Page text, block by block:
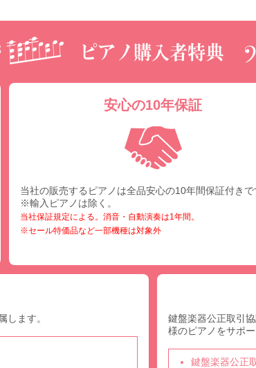
安心の10年保証
当社の販売するピアノは全品安心の10年間保証付きで
※輸入ピアノは除く。
当社保証規定による。消音・自動演奏は1年間。
※セール特価品など一部機種は対象外
します。
鍵盤楽器公正取引
様のピアノをサポー
鍵盤楽器公正